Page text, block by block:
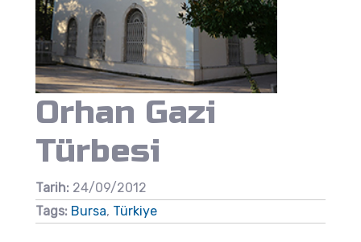
Orhan Gazi
Türbesi
Tarih: 24/09/2012
Tags: Bursa, Türkiye